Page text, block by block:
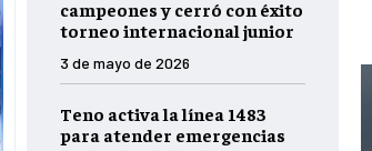
campeones y cerró con éxito
torneo internacional junior
3 de mayo de 2026
Teno activa la línea 1483
para atender emergencias